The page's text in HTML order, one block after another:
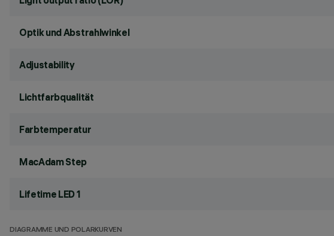
Optik und Abstrahlwinkel
Adjustability
Lichtfarbqualität
Farbtemperatur
MacAdam Step
Lifetime LED 1
DIAGRAMME UND POLARKURVEN